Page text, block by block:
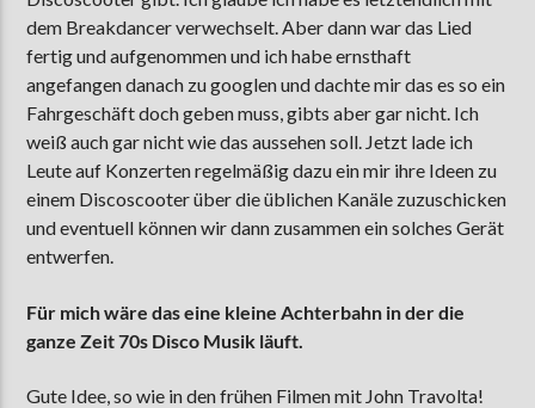
dem Breakdancer verwechselt. Aber dann war das Lied
fertig und aufgenommen und ich habe ernsthaft
angefangen danach zu googlen und dachte mir das es so ein
Fahrgeschäft doch geben muss, gibts aber gar nicht. Ich
weiß auch gar nicht wie das aussehen soll. Jetzt lade ich
Leute auf Konzerten regelmäßig dazu ein mir ihre Ideen zu
einem Discoscooter über die üblichen Kanäle zuzuschicken
und eventuell können wir dann zusammen ein solches Gerät
entwerfen.
Für mich wäre das eine kleine Achterbahn in der die
ganze Zeit 70s Disco Musik läuft.
Gute Idee, so wie in den frühen Filmen mit John Travolta!